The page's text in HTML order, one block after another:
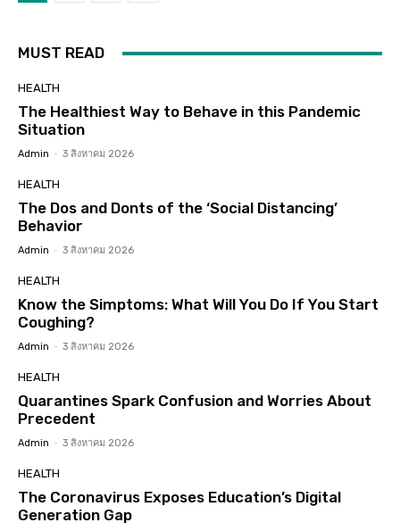
MUST READ
HEALTH
The Healthiest Way to Behave in this Pandemic
Situation
Admin - 3 สิงหาคม 2026
HEALTH
The Dos and Donts of the ‘Social Distancing’
Behavior
Admin - 3 สิงหาคม 2026
HEALTH
Know the Simptoms: What Will You Do If You Start
Coughing?
Admin - 3 สิงหาคม 2026
HEALTH
Quarantines Spark Confusion and Worries About
Precedent
Admin - 3 สิงหาคม 2026
HEALTH
The Coronavirus Exposes Education’s Digital
Generation Gap